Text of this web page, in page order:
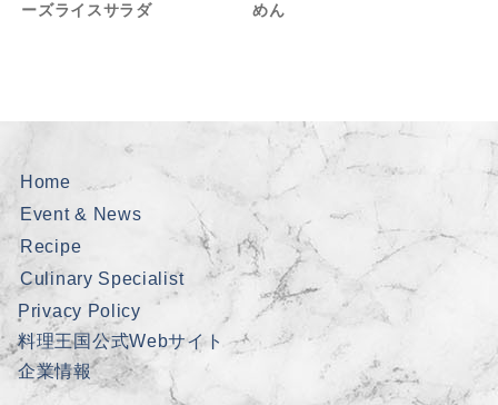
ーズライスサラダ
めん
Home
Event & News
Recipe
Culinary Specialist
Privacy Policy
料理王国公式Webサイト
企業情報